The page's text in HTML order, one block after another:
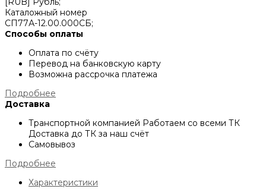
Каталожный номер
СП77А-12.00.000СБ;
Способы оплаты
Оплата по счёту
Перевод на банковскую карту
Возможна рассрочка платежа
Подробнее
Доставка
Транспортной компанией Работаем со всеми ТК
Доставка до ТК за наш счёт
Самовывоз
Подробнее
Характеристики